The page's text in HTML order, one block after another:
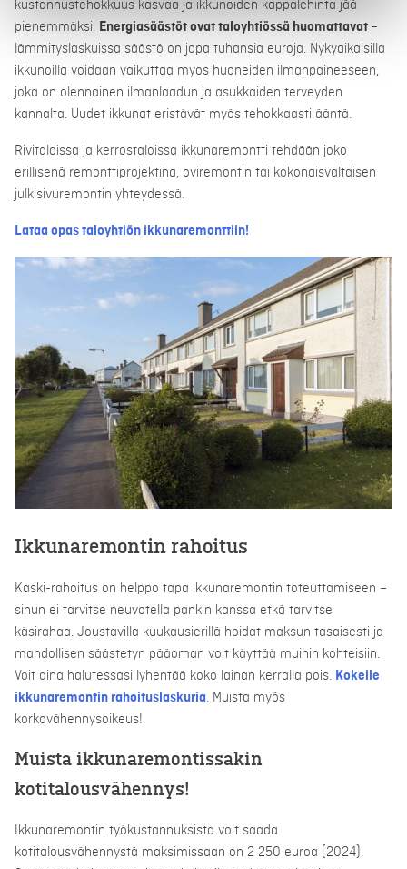
kustannustehokkuus kasvaa ja ikkunoiden kappalehinta jää
pienemmäksi. Energiasäästöt ovat taloyhtiössä huomattavat –
lämmityslaskuissa säästö on jopa tuhansia euroja. Nykyaikaisilla
ikkunoilla voidaan vaikuttaa myös huoneiden ilmanpaineeseen,
joka on olennainen ilmanlaadun ja asukkaiden terveyden
kannalta. Uudet ikkunat eristävät myös tehokkaasti ääntä.
Rivitaloissa ja kerrostaloissa ikkunaremontti tehdään joko
erillisenä remonttiprojektina, oviremontin tai kokonaisvaltaisen
julkisivuremontin yhteydessä.
Lataa opas taloyhtiön ikkunaremonttiin!
Ikkunaremontin rahoitus
Kaski-rahoitus on helppo tapa ikkunaremontin toteuttamiseen –
sinun ei tarvitse neuvotella pankin kanssa etkä tarvitse
käsirahaa. Joustavilla kuukausierillä hoidat maksun tasaisesti ja
mahdollisen säästetyn pääoman voit käyttää muihin kohteisiin.
Voit aina halutessasi lyhentää koko lainan kerralla pois. Kokeile
ikkunaremontin rahoituslaskuria. Muista myös
korkovähennysoikeus!
Muista ikkunaremontissakin
kotitalousvähennys!
Ikkunaremontin työkustannuksista voit saada
kotitalousvähennystä maksimissaan on 2 250 euroa (2024).